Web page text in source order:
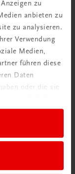
zu
anbieten zu
zu analysieren.
Verwendung
Medien,
führen diese
Daten
oder die sie
GmbH
41